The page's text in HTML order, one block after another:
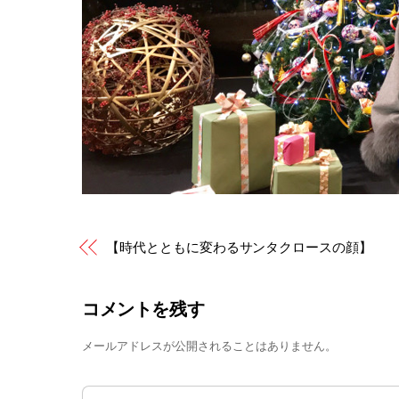
【時代とともに変わるサンタクロースの顔】
コメントを残す
メールアドレスが公開されることはありません。